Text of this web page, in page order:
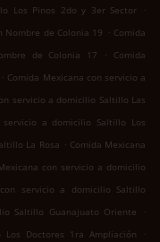
Los Pinos 2do y 3er Sector
.
Nombre de Colonia 19 . Comida
de Colonia 17
.
Comida
. Comida Mexicana con servicio a
servicio a domicilio Saltillo Las
servicio a domicilio Saltillo Los
La Rosa . Comida Mexicana
con servicio a domicilio
servicio a domicilio Saltillo
Saltillo Guanajuato Oriente
.
Doctores 1ra Ampliación
.